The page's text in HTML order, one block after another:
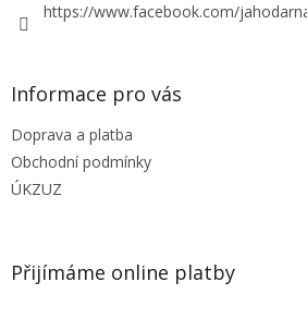
https://www.facebook.com/
Informace pro vás
Doprava a platba
Obchodní podmínky
ÚKZUZ
Přijímáme online platby